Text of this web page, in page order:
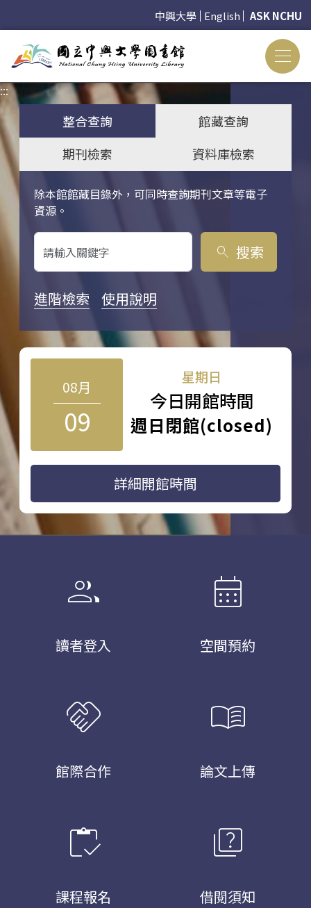
中興大學 English ASK NCHU
:::
整合查詢
館藏查詢
期刊檢索
資料庫檢索
除本館館藏目錄外，可同時查詢期刊文章等電子
資源。
關鍵字搜尋
search 搜索
進階檢索 使用說明
08月
09
星期日
今日開館時間
週日閉館(closed)
詳細開館時間
group
讀者登入
calendar_month
空間預約
handshake
館際合作
menu_book
論文上傳
inventory
課程報名
quiz
借閱須知